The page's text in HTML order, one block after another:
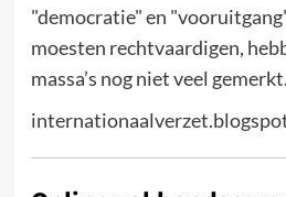
"democratie" en
moesten rechtvaardigen,
massa’s nog niet veel